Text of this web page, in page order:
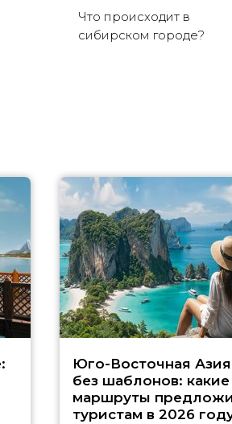
Что происходит в
сибирском городе?
Юго-Восточная Азия
без шаблонов: какие
маршруты
туристам в 2026